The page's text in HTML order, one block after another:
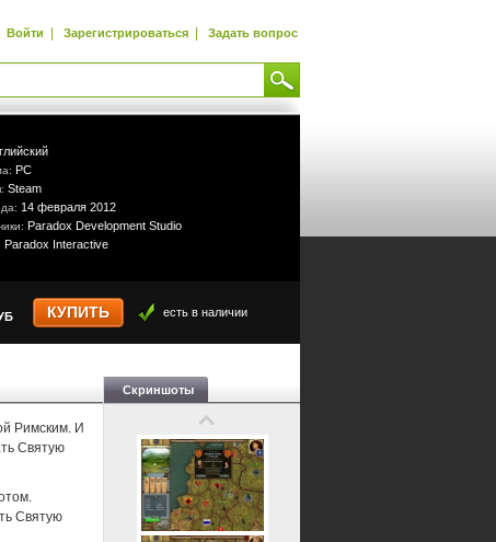
Войти | Зарегистрироваться | Задать вопрос
PC
Steam
14 февраля 2012
Paradox Development Studio
Paradox Interactive
КУПИТЬ есть в наличии
Римским. И
Святую
Святую
Скриншоты